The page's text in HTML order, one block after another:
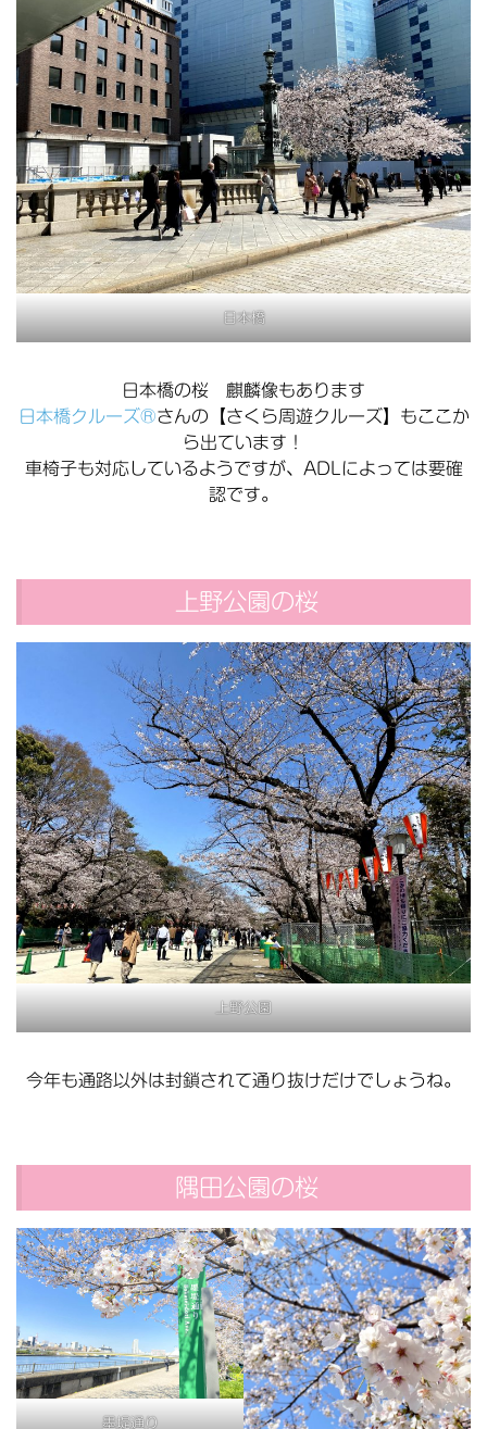
日本橋
日本橋の桜 麒麟像もあります
日本橋クルーズ®さんの【さくら周遊クルーズ】もここか
ら出ています！
車椅子も対応しているようですが、ADLによっては要確
認です。
上野公園の桜
上野公園
今年も通路以外は封鎖されて通り抜けだけでしょうね。
隅田公園の桜
墨堤通り